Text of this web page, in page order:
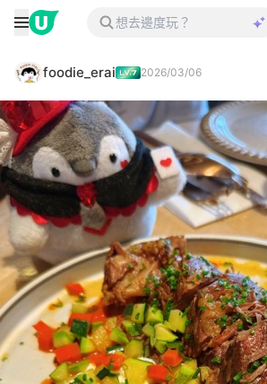
foodie_erai 2026/03/06